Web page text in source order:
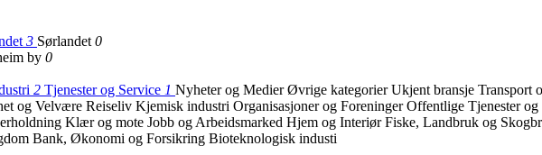
3 Sørlandet 0
by 0
2 Tjenester og Service 1 Nyheter og MedierØvrige kategorierUkjent bransje Transport
og Velvære Reiseliv Kjemisk industri Organisasjoner og ForeningerOffentlige Tjenester og
Klær og mote Jobb og Arbeidsmarked Hjem og InteriørFiske, Landbruk og
Bank, Økonomi og Forsikring Bioteknologisk industi